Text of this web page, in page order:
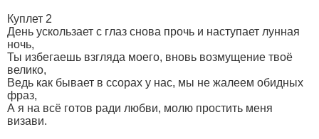
Куплет 2
День ускользает с глаз снова прочь и наступает лунная
ночь,
Ты избегаешь взгляда моего, вновь возмущение твоё
велико,
Ведь как бывает в ссорах у нас, мы не жалеем обидных
фраз,
А я на всё готов ради любви, молю простить меня
визави.